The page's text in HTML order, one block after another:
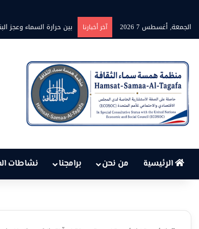
الجمعة, أغسطس 7 2026
آخر أخبارنا برنامج” قلوب شاعرة”
الرئيسية من نحن برامجنا نشاطات